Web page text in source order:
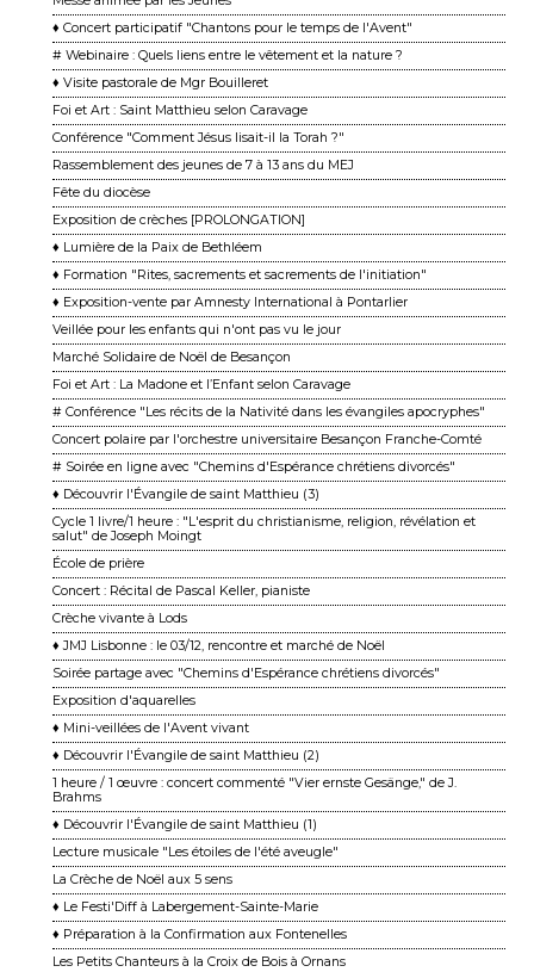
♦ Concert participatif "Chantons pour le temps de l'Avent"
# Webinaire : Quels liens entre le vêtement et la nature ?
♦ Visite pastorale de Mgr Bouilleret
Foi et Art : Saint Matthieu selon Caravage
Conférence "Comment Jésus lisait-il la Torah ?"
Rassemblement des jeunes de 7 à 13 ans du MEJ
Fête du diocèse
Exposition de crèches [PROLONGATION]
♦ Lumière de la Paix de Bethléem
♦ Formation "Rites, sacrements et sacrements de l'initiation"
♦ Exposition-vente par Amnesty International à Pontarlier
Veillée pour les enfants qui n'ont pas vu le jour
Marché Solidaire de Noël de Besançon
Foi et Art : La Madone et l’Enfant selon Caravage
# Conférence "Les récits de la Nativité dans les évangiles apocryphes"
Concert polaire par l'orchestre universitaire Besançon Franche-Comté
# Soirée en ligne avec "Chemins d'Espérance chrétiens divorcés"
♦ Découvrir l'Évangile de saint Matthieu (3)
Cycle 1 livre/1 heure : "L'esprit du christianisme, religion, révélation et
salut" de Joseph Moingt
École de prière
Concert : Récital de Pascal Keller, pianiste
Crèche vivante à Lods
♦ JMJ Lisbonne : le 03/12, rencontre et marché de Noël
Soirée partage avec "Chemins d'Espérance chrétiens divorcés"
Exposition d'aquarelles
♦ Mini-veillées de l'Avent vivant
♦ Découvrir l'Évangile de saint Matthieu (2)
1 heure / 1 œuvre : concert commenté "Vier ernste Gesänge," de J.
Brahms
♦ Découvrir l'Évangile de saint Matthieu (1)
Lecture musicale "Les étoiles de l'été aveugle"
La Crèche de Noël aux 5 sens
♦ Le Festi'Diff à Labergement-Sainte-Marie
♦ Préparation à la Confirmation aux Fontenelles
Les Petits Chanteurs à la Croix de Bois à Ornans